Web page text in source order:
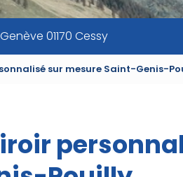
01170 Cessy
sur mesure Saint-Genis-